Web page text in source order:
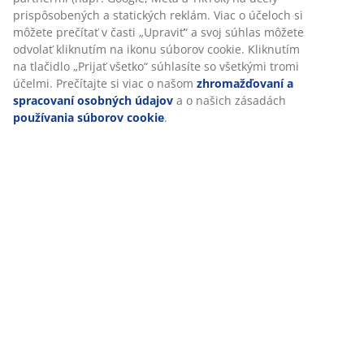
prispôsobených a statických reklám. Viac o účeloch si
môžete prečítať v časti „Upraviť“ a svoj súhlas môžete
odvolať kliknutím na ikonu súborov cookie. Kliknutím
na tlačidlo „Prijať všetko“ súhlasíte so všetkými tromi
účelmi. Prečítajte si viac o našom zhromažďovaní a
spracovaní osobných údajov a o našich zásadách
používania súborov cookie.